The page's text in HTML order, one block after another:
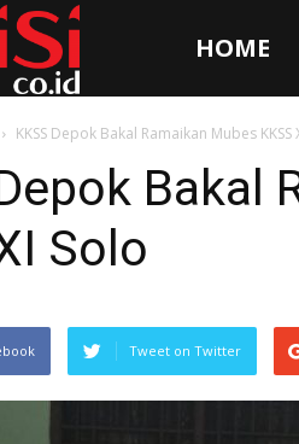
HOME
KKSS Depok Bakal Ramaikan Mubes KKSS
Bakal
Solo
Tweet on Twitter